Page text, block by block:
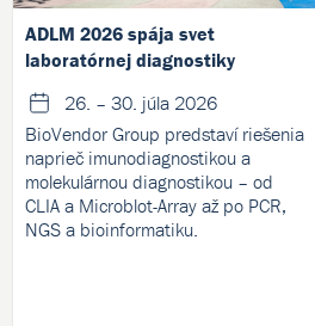
ADLM 2026 spája svet
laboratórnej diagnostiky
26. – 30. júla 2026
BioVendor Group predstaví riešenia
naprieč imunodiagnostikou a
molekulárnou diagnostikou – od
CLIA a Microblot-Array až po PCR,
NGS a bioinformatiku.